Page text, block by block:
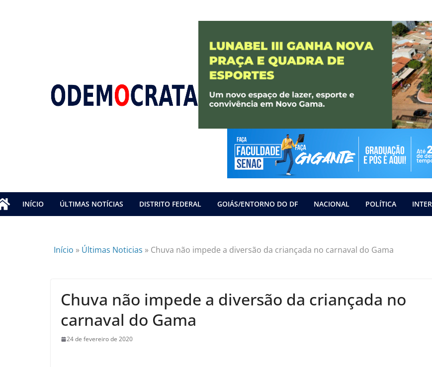
INÍCIO ÚLTIMAS NOTÍCIAS DISTRITO FEDERAL GOIÁS/ENTORNO DO DF NACIONAL POLÍTICA
Início » Últimas Noticias » Chuva não impede a diversão da criançada no carnaval do Gama
Chuva não impede a diversão da criançada no
carnaval do Gama
24 de fevereiro de 2020